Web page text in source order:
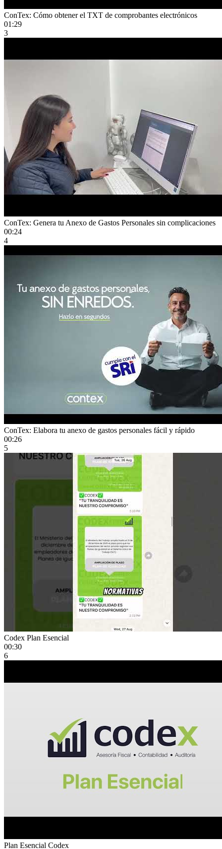
ConTex: Cómo obtener el TXT de comprobantes electrónicos
01:29
3
ConTex: Genera tu Anexo de Gastos Personales sin complicaciones
00:24
4
ConTex: Elabora tu anexo de gastos personales fácil y rápido
00:26
5
Codex Plan Esencial
00:30
6
Plan Esencial Codex